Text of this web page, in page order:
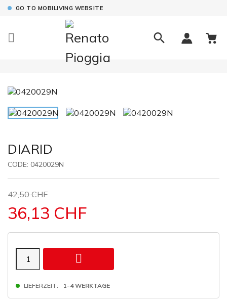
GO TO MOBILIVING WEBSITE

DIARID
CODE: 0420029N
42,50 CHF
36,13 CHF

LIEFERZEIT: 1-4 WERKTAGE